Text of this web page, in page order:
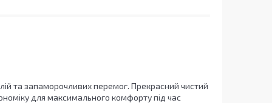
та запаморочливих перемог. Прекрасний чистий
для максимального комфорту під час